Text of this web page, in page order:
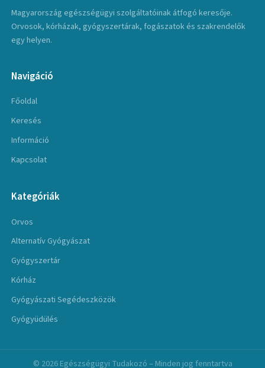
Magyarország egészségügyi szolgáltatóinak átfogó keresője.
Orvosok, kórházak, gyógyszertárak, fogászatok és szakrendelők
egy helyen.
Navigáció
Főoldal
Keresés
Információ
Kapcsolat
Kategóriák
Orvos
Alternatív Gyógyászat
Gyógyszertár
Kórház
Gyógyászati Segédeszközök
Gyógyüdülés
© 2026 Egészségügyi Tudakozó – Minden jog fenntartva